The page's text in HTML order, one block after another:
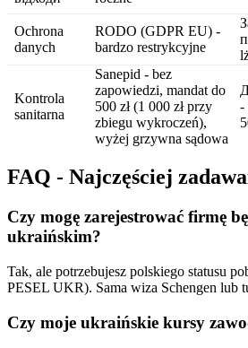
Ochrona
danych
RODO (GDPR EU) -
bardzo restrykcyjne
Kontrola
sanitarna
Sanepid - bez
zapowiedzi, mandat do
500 zł (1 000 zł przy
zbiegu wykroczeń),
wyżej grzywna sądowa
-
FAQ - Najczęściej
Czy mogę zarejestrować firmę
ukraińskim?
Tak, ale potrzebujesz polskiego statusu
PESEL UKR). Sama wiza Schengen lub
Czy moje ukraińskie kursy